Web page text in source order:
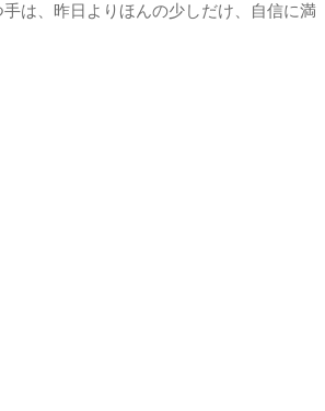
は、昨日よりほんの少しだけ、自信に満